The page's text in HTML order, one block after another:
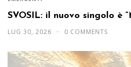
SVOSIL: il nuovo singolo è
LUG 30, 2026 0 COMMENTS